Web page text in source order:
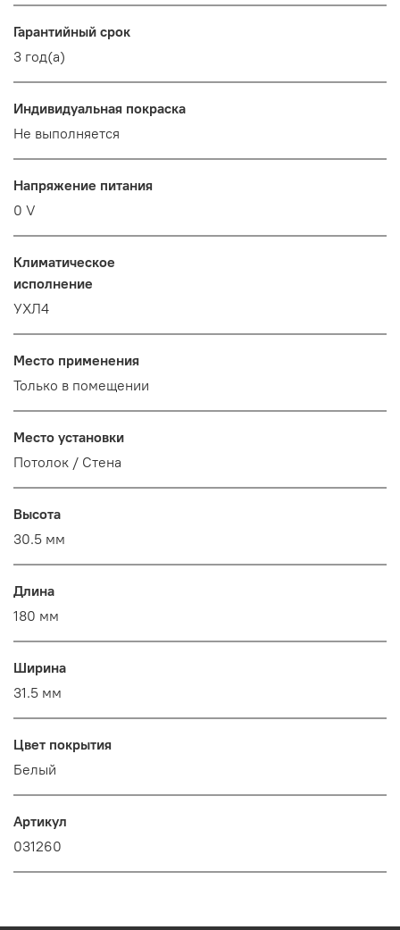
Гарантийный срок
3 год(а)
Индивидуальная покраска
Не выполняется
Напряжение питания
0 V
Климатическое
исполнение
УХЛ4
Место применения
Только в помещении
Место установки
Потолок / Cтена
Высота
30.5 мм
Длина
180 мм
Ширина
31.5 мм
Цвет покрытия
Белый
Артикул
031260